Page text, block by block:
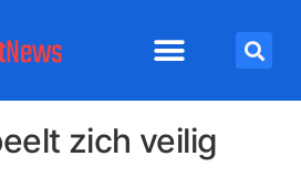
zich veilig